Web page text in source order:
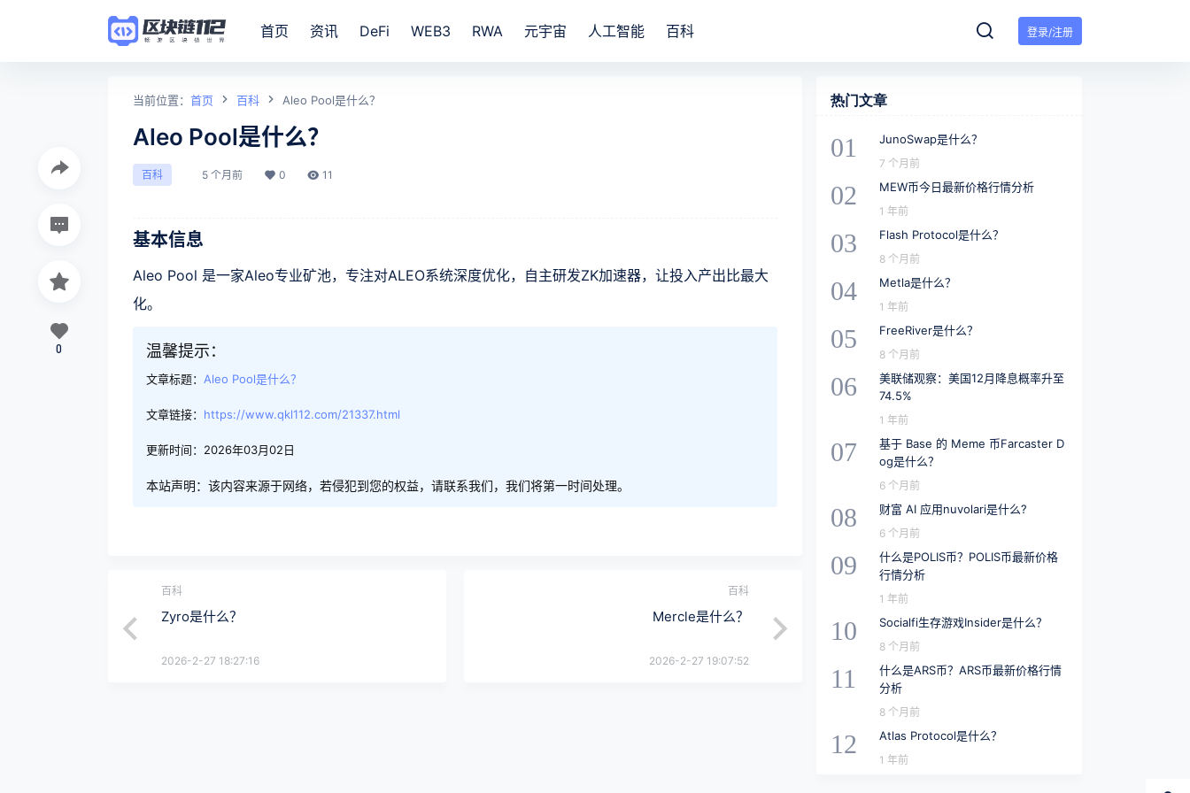
登录/注册
首页 资讯 DeFi WEB3 RWA 元宇宙 人工智能 百科
当前位置： 首页 百科 Aleo Pool是什么？
Aleo Pool是什么？
百科 5 个月前 0 11
基本信息
Aleo Pool 是一家Aleo专业矿池，专注对ALEO系统深度优化，自主研发ZK加速器，让投入产出比最大
化。
温馨提示：
文章标题： Aleo Pool是什么？
文章链接： https://www.qkl112.com/21337.html
更新时间：2026年03月02日
本站声明：该内容来源于网络，若侵犯到您的权益，请联系我们，我们将第一时间处理。
0
百科
Zyro是什么？
2026-2-27 18:27:16
百科
Mercle是什么？
2026-2-27 19:07:52
热门文章
01 JunoSwap是什么？
7 个月前
02 MEW币今日最新价格行情分析
1 年前
03 Flash Protocol是什么？
8 个月前
04 Metla是什么？
1 年前
05 FreeRiver是什么？
8 个月前
06
美联储观察：美国12月降息概率升至
74.5%
1 年前
07
基于 Base 的 Meme 币Farcaster D
og是什么？
6 个月前
08 财富 AI 应用nuvolari是什么?
6 个月前
09
什么是POLIS币？POLIS币最新价格
行情分析
1 年前
10 Socialfi生存游戏Insider是什么？
8 个月前
11
什么是ARS币？ARS币最新价格行情
分析
8 个月前
12 Atlas Protocol是什么？
1 年前